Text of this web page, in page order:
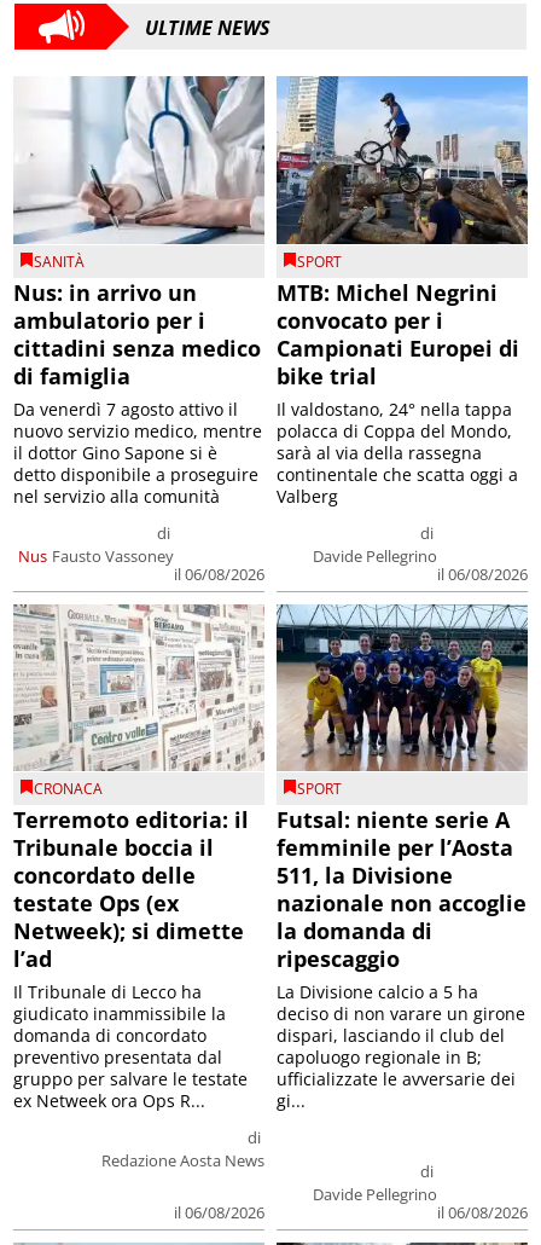
ULTIME NEWS
SANITÀ
Nus: in arrivo un
ambulatorio per i
cittadini senza medico
di famiglia
Nus
di
Fausto Vassoney
il 06/08/2026
Da venerdì 7 agosto attivo il
nuovo servizio medico, mentre
il dottor Gino Sapone si è
detto disponibile a proseguire
nel servizio alla comunità
SPORT
MTB: Michel Negrini
convocato per i
Campionati Europei di
bike trial
di
Davide Pellegrino
il 06/08/2026
Il valdostano, 24° nella tappa
polacca di Coppa del Mondo,
sarà al via della rassegna
continentale che scatta oggi a
Valberg
CRONACA
Terremoto editoria: il
Tribunale boccia il
concordato delle
testate Ops (ex
Netweek); si dimette
l’ad
di
Redazione Aosta News
il 06/08/2026
Il Tribunale di Lecco ha
giudicato inammissibile la
domanda di concordato
preventivo presentata dal
gruppo per salvare le testate
ex Netweek ora Ops R...
SPORT
Futsal: niente serie A
femminile per l’Aosta
511, la Divisione
nazionale non accoglie
la domanda di
ripescaggio
di
Davide Pellegrino
il 06/08/2026
La Divisione calcio a 5 ha
deciso di non varare un girone
dispari, lasciando il club del
capoluogo regionale in B;
ufficializzate le avversarie dei
gi...